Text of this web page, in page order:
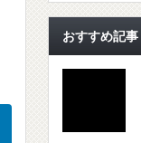
おすすめ記事